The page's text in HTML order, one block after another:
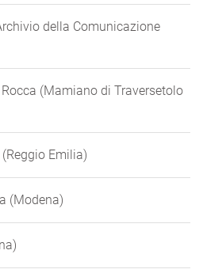
della Comunicazione
(Mamiano di Traversetolo
Emilia)
(Modena)